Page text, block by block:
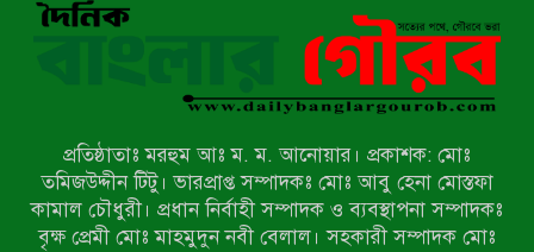
নেওয়ার হুমকি দিলেন দোড়া মাদরাসার
পরিচয় দেওয়া সভাপতি
উখিয়ায় বিজিবির অভিযানে ৪০ হাজার
ইয়াবাসহ যুবক আটক
পোরশায় ৭ মাসে ১৯ জনের অপমৃত্যু,
শীর্ষে আত্মহত্যা
প্রতিষ্ঠাতাঃ মরহুম আঃ ম. ম. আনোয়ার। প্রকাশক: মোঃ
তমিজউদ্দীন টিটু। ভারপ্রাপ্ত সম্পাদকঃ মোঃ আবু হেনা মোস্তফা
কামাল চৌধুরী। প্রধান নির্বাহী সম্পাদক ও ব্যবস্থাপনা সম্পাদকঃ
বৃক্ষ প্রেমী মোঃ মাহমুদুন নবী বেলাল। সহকারী সম্পাদক মোঃ